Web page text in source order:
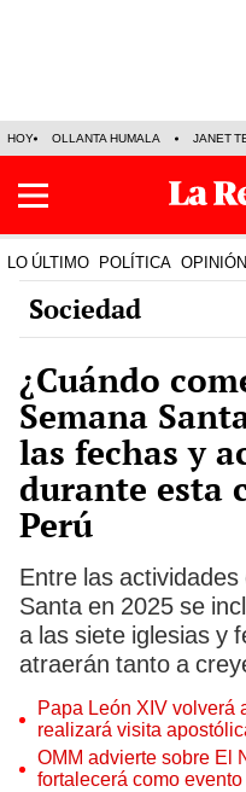
HOY OLLANTA HUMALA JANET
LO ÚLTIMO POLÍTICA OPINIÓN
Sociedad
¿Cuándo
Semana
las fechas y
durante esta
Perú
Entre las
Santa en 2025 se
a las siete iglesias y
atraerán tanto a
Papa León XIV volverá
realizará visita
OMM advierte sobre El
fortalecerá como